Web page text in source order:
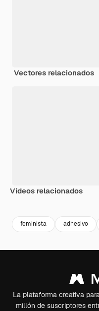
Vectores relacionados
Vídeos relacionados
feminista adhesivo
La plataforma creativa
millón de suscriptores